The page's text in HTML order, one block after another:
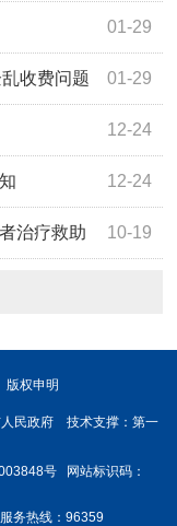
01-29
01-29
收费问题
12-24
12-24
10-19
治疗救助
版权申明
人民政府 技术支撑：第一
号网站标识码：
务热线：96359